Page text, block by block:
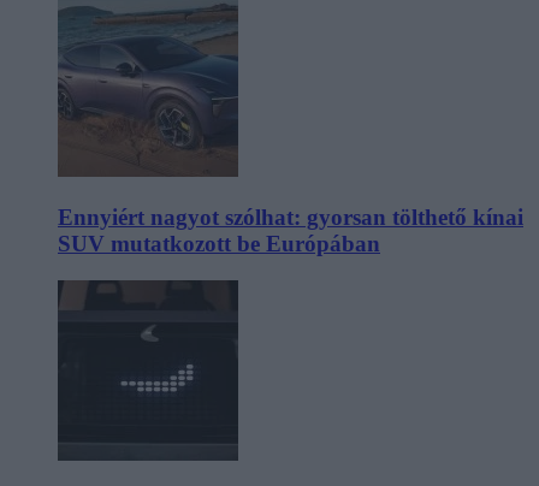
Ennyiért nagyot szólhat: gyorsan tölthető kínai
SUV mutatkozott be Európában